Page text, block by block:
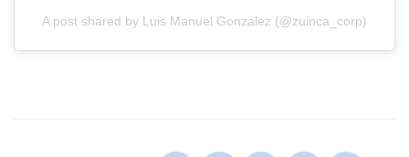
A post shared by Luis Manuel Gonzalez (@zuinca_corp)